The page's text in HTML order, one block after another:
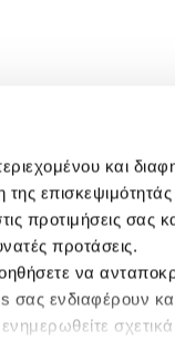
και
προτιμήσεις σας
προτάσεις.
να
σας ενδιαφέρουν
ενημερωθείτε